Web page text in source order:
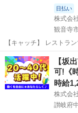
日払い
株式会
観音寺
【キャッチ】 レストラ
要！カンタン応募＆面談！時給
庭と両立できる仕事が
たい！」 →香川県のお
香川 観音寺市
【坂
可!《
時給
株式会
讃岐府